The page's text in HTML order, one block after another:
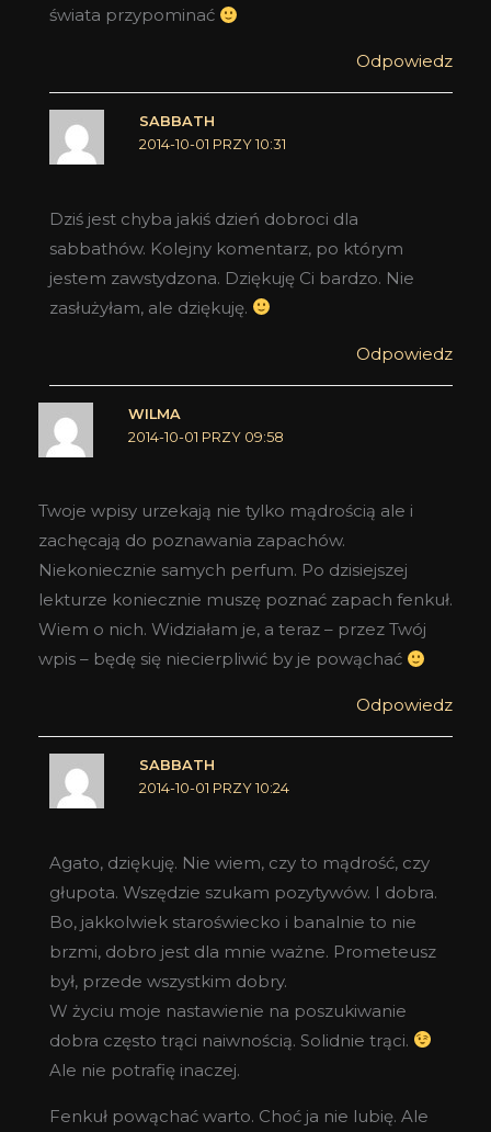
świata przypominać
Odpowiedz
SABBATH
2014-10-01 PRZY 10:31
Dziś jest chyba jakiś dzień dobroci dla
sabbathów. Kolejny komentarz, po którym
jestem zawstydzona. Dziękuję Ci bardzo. Nie
zasłużyłam, ale dziękuję.
Odpowiedz
WILMA
2014-10-01 PRZY 09:58
Twoje wpisy urzekają nie tylko mądrością ale i
zachęcają do poznawania zapachów.
Niekoniecznie samych perfum. Po dzisiejszej
lekturze koniecznie muszę poznać zapach fenkuł.
Wiem o nich. Widziałam je, a teraz – przez Twój
wpis – będę się niecierpliwić by je powąchać
Odpowiedz
SABBATH
2014-10-01 PRZY 10:24
Agato, dziękuję. Nie wiem, czy to mądrość, czy
głupota. Wszędzie szukam pozytywów. I dobra.
Bo, jakkolwiek staroświecko i banalnie to nie
brzmi, dobro jest dla mnie ważne. Prometeusz
był, przede wszystkim dobry.
W życiu moje nastawienie na poszukiwanie
dobra często trąci naiwnością. Solidnie trąci.
Ale nie potrafię inaczej.
Fenkuł powąchać warto. Choć ja nie lubię. Ale